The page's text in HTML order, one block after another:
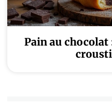
Pain au